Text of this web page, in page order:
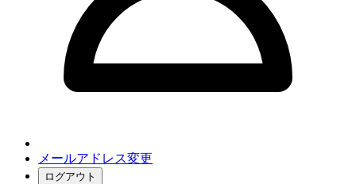
メールアドレス変更
ログアウト